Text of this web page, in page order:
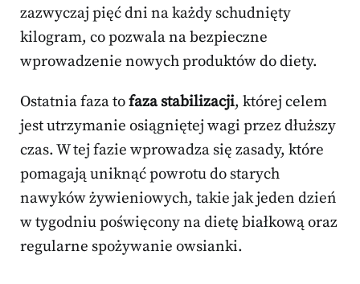
zazwyczaj pięć dni na każdy schudnięty
kilogram, co pozwala na bezpieczne
wprowadzenie nowych produktów do diety.
Ostatnia faza tofaza stabilizacji, której celem
jest utrzymanie osiągniętej wagi przez dłuższy
czas. W tej fazie wprowadza się zasady, które
pomagają uniknąć powrotu do starych
nawyków żywieniowych, takie jak jeden dzień
w tygodniu poświęcony na dietę białkową oraz
regularne spożywanie owsianki.